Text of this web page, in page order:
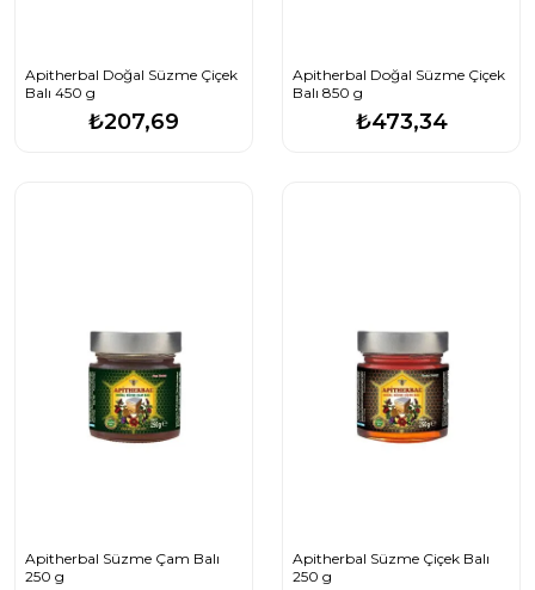
Apitherbal Doğal Süzme Çiçek
Balı 450 g
₺207,69
Apitherbal Doğal Süzme Çiçek
Balı 850 g
₺473,34
Apitherbal Süzme Çam Balı
250 g
Apitherbal Süzme Çiçek Balı
250 g